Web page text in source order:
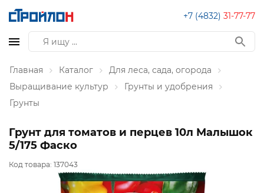
+7 (4832) 31-77-77
Главная Каталог
Для леса, сада, огорода
Выращивание культур
Грунты и удобрения
Грунты
Грунт для томатов и перцев 10л Малышок
5/175 Фаско
Код товара: 137043